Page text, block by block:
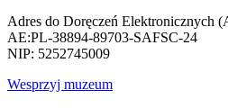
Adres do Doręczeń Elektronicznych
AE:PL-38894-89703-SAFSC-24
NIP: 5252745009
Wesprzyj muzeum